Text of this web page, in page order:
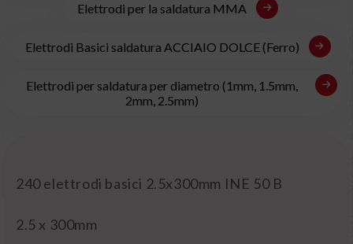
Elettrodi per la saldatura MMA
Elettrodi Basici saldatura ACCIAIO DOLCE (Ferro)
Elettrodi per saldatura per diametro (1mm, 1.5mm,
2mm, 2.5mm)
240 elettrodi basici 2.5x300mm INE 50 B
2.5 x 300mm